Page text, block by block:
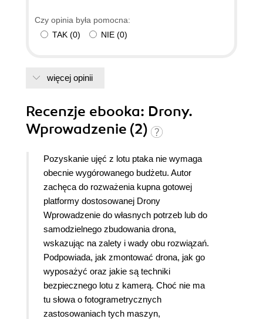
Czy opinia była pomocna:
TAK (0) NIE (0)
więcej opinii
Recenzje ebooka: Drony.
Wprowadzenie (2)
Pozyskanie ujęć z lotu ptaka nie wymaga
obecnie wygórowanego budżetu. Autor
zachęca do rozważenia kupna gotowej
platformy dostosowanej Drony
Wprowadzenie do własnych potrzeb lub do
samodzielnego zbudowania drona,
wskazując na zalety i wady obu rozwiązań.
Podpowiada, jak zmontować drona, jak go
wyposażyć oraz jakie są techniki
bezpiecznego lotu z kamerą. Choć nie ma
tu słowa o fotogrametrycznych
zastosowaniach tych maszyn,